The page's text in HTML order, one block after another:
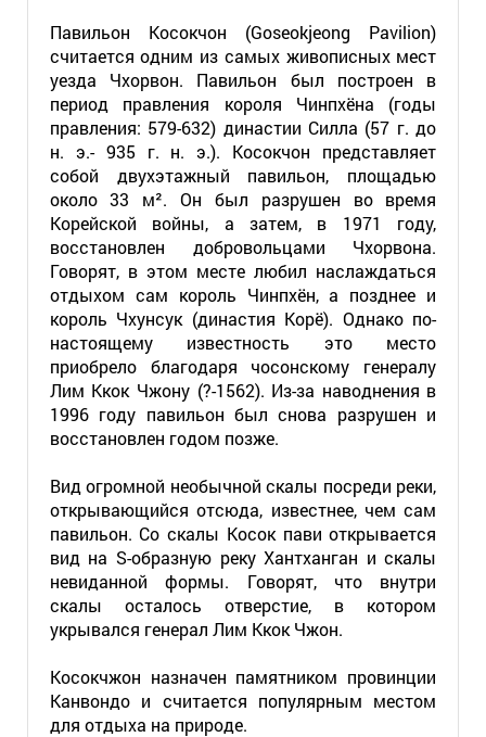
Павильон Косокчон (Goseokjeong Pavilion)
считается одним из самых живописных мест
уезда Чхорвон. Павильон был построен в
период правления короля Чинпхёна (годы
правления: 579-632) династии Силла (57 г. до
н. э.- 935 г. н. э.). Косокчон представляет
собой двухэтажный павильон, площадью
около 33 м². Он был разрушен во время
Корейской войны, а затем, в 1971 году,
восстановлен добровольцами Чхорвона.
Говорят, в этом месте любил наслаждаться
отдыхом сам король Чинпхён, а позднее и
король Чхунсук (династия Корё). Однако по-
настоящему известность это место
приобрело благодаря чосонскому генералу
Лим Ккок Чжону (?-1562). Из-за наводнения в
1996 году павильон был снова разрушен и
восстановлен годом позже.
Вид огромной необычной скалы посреди реки,
открывающийся отсюда, известнее, чем сам
павильон. Со скалы Косок пави открывается
вид на S-образную реку Хантханган и скалы
невиданной формы. Говорят, что внутри
скалы осталось отверстие, в котором
укрывался генерал Лим Ккок Чжон.
Косокчжон назначен памятником провинции
Канвондо и считается популярным местом
для отдыха на природе.